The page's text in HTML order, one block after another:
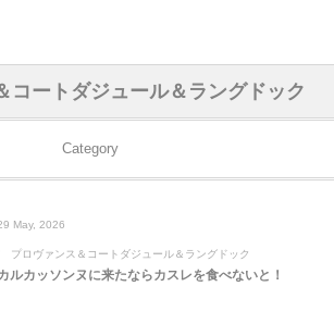
コートダジュール＆ラングドック
Category
May, 2026
プロヴァンス＆コートダジュール＆ラングドック
ルカッソンヌに来たならカスレを食べないと！
シンガポール
中国のホテル
フランスのホ
ギリシャのホ
オマーンのホ
アラブ首長国
アメリカ合衆
モロッコのホ
エジプトのホ
オーストリア
ブルガリア
ベルギー
フランス
ロシア
ポーランド
ギリシャ
イタリア
デンマーク
香港&マカオ
北京
東京、神奈川
京都、奈良
ドバイ
アブダビ
航空